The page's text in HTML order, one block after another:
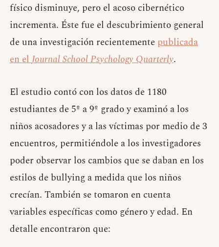
físico disminuye, pero el acoso cibernético
incrementa. Éste fue el descubrimiento general
de una investigación recientemente publicada
en elJournal School Psychology Quarterly.
El estudio contó con los datos de 1180
estudiantes de 5º a 9º grado y examinó a los
niños acosadores y a las víctimas por medio de 3
encuentros, permitiéndole a los investigadores
poder observar los cambios que se daban en los
estilos de bullying a medida que los niños
crecían. También se tomaron en cuenta
variables específicas como género y edad. En
detalle encontraron que: